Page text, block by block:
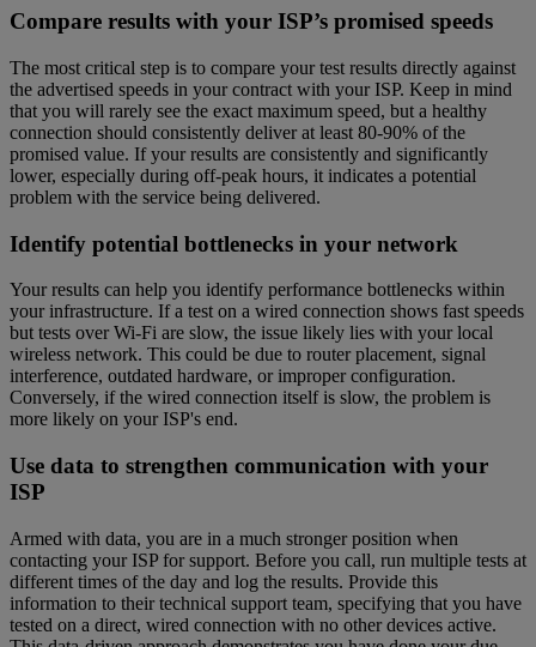
Compare results with your ISP’s promised speeds
The most critical step is to compare your test results directly against
the advertised speeds in your contract with your ISP. Keep in mind
that you will rarely see the exact maximum speed, but a healthy
connection should consistently deliver at least 80-90% of the
promised value. If your results are consistently and significantly
lower, especially during off-peak hours, it indicates a potential
problem with the service being delivered.
Identify potential bottlenecks in your network
Your results can help you identify performance bottlenecks within
your infrastructure. If a test on a wired connection shows fast speeds
but tests over Wi-Fi are slow, the issue likely lies with your local
wireless network. This could be due to router placement, signal
interference, outdated hardware, or improper configuration.
Conversely, if the wired connection itself is slow, the problem is
more likely on your ISP's end.
Use data to strengthen communication with your
ISP
Armed with data, you are in a much stronger position when
contacting your ISP for support. Before you call, run multiple tests at
different times of the day and log the results. Provide this
information to their technical support team, specifying that you have
tested on a direct, wired connection with no other devices active.